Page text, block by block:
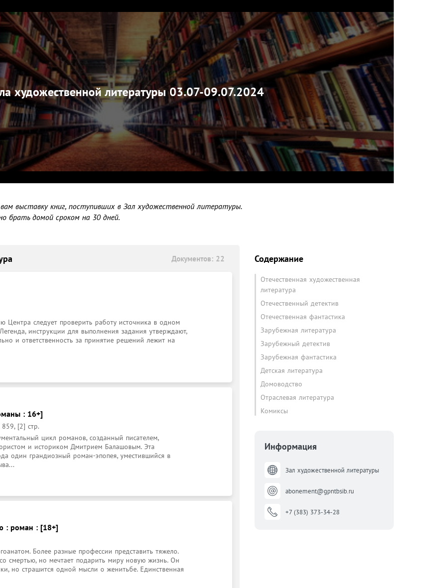
художественной литературы 03.07-09.07.2024
выставку книг, поступивших в Зал художественной литературы.
брать домой сроком на 30 дней.
Документов: 22
Центра следует проверить работу источника в одном
инструкции для выполнения задания утверждают,
и ответственность за принятие решений лежит на
: 16+]
859, [2] стр.
цикл романов, созданный писателем,
и историком Дмитрием Балашовым. Эта
один грандиозный роман-эпопея, уместившийся в
: роман : [18+]
Более разные профессии представить тяжело.
смертью, но мечтает подарить миру новую жизнь. Он
но страшится одной мысли о женитьбе. Единственная
Содержание
Отечественная художественная
литература
Отечественный детектив
Отечественная фантастика
Зарубежная литература
Зарубежный детектив
Зарубежная фантастика
Детская литература
Домоводство
Отраслевая литература
Комиксы
Информация
Зал художественной литературы
abonement@gpntbsib.ru
+7 (383) 373-34-28